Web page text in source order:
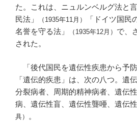
た。これは、ニュルンベルグ法と
民法」
（1935年11月）
「ドイツ国民
名誉を守る法」
（1935年12月） で、
された。
「後代国民を遺伝性疾患から予
「遺伝的疾患」は、次の八つ。遺
分裂病者、周期的精神病者、遺伝
病、遺伝性盲、遺伝性聾唖、遺伝
具）
。